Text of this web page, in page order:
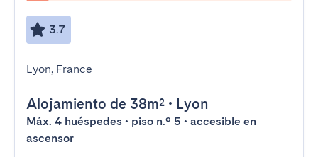
3.7
Lyon, France
Alojamiento de 38m² • Lyon
Máx. 4 huéspedes • piso n.º 5 • accesible en
ascensor